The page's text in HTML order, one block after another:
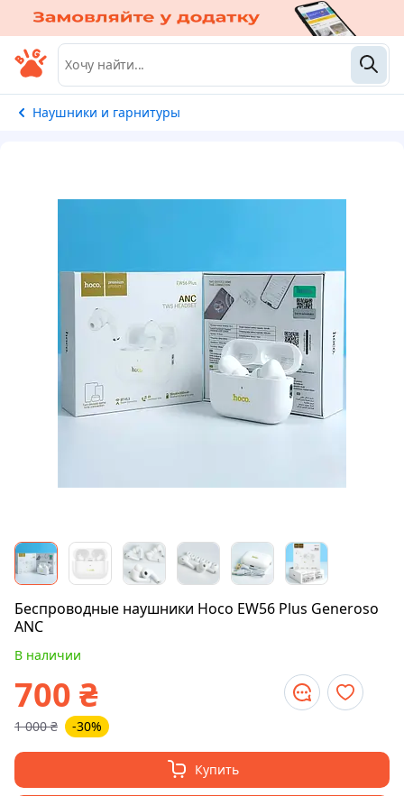
Наушники и гарнитуры
Беспроводные наушники Hoco EW56 Plus Generoso
ANC
В наличии
700 ₴
1 000 ₴ -30%
Купить